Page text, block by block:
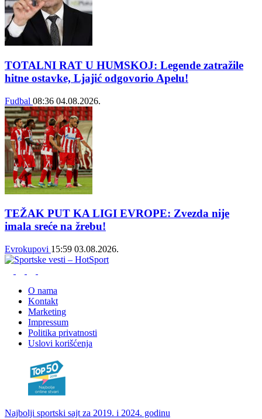
TOTALNI RAT U HUMSKOJ: Legende zatražile
hitne ostavke, Ljajić odgovorio Apelu!
Fudbal 08:36 04.08.2026.
TEŽAK PUT KA LIGI EVROPE: Zvezda nije
imala sreće na žrebu!
Evrokupovi 15:59 03.08.2026.
O nama
Kontakt
Marketing
Impressum
Politika privatnosti
Uslovi korišćenja
Najbolji sportski sajt za 2019. i 2024. godinu